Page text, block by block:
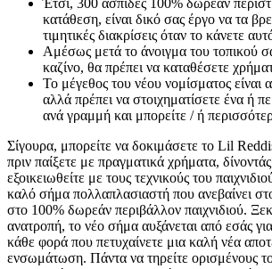
Έτσι, 300 ασπίδες 100% δωρεάν
κατάθεση, είναι δικό σας έργο να τα
τιμητικές διακρίσεις όταν το κάνετε
Αμέσως μετά το άνοιγμα του τοπικού
καζίνο, θα πρέπει να καταθέσετε
Το μέγεθος του νέου νομίσματος είναι
αλλά πρέπει να στοιχηματίσετε ένα ή
ανά γραμμή και μπορείτε / ή
Σίγουρα, μπορείτε να δοκιμάσετε το Lil
πριν παίξετε με πραγματικά χρήματα,
εξοικειωθείτε με τους τεχνικούς του
καλό σήμα πολλαπλασιαστή που ανεβαίνει
στο 100% δωρεάν περιβάλλον παιχνιδιού.
ανατροπή, το νέο σήμα αυξάνεται από εσάς
κάθε φορά που πετυχαίνετε μια καλή νέα
ενσωμάτωση. Πάντα να τηρείτε ορισμένους